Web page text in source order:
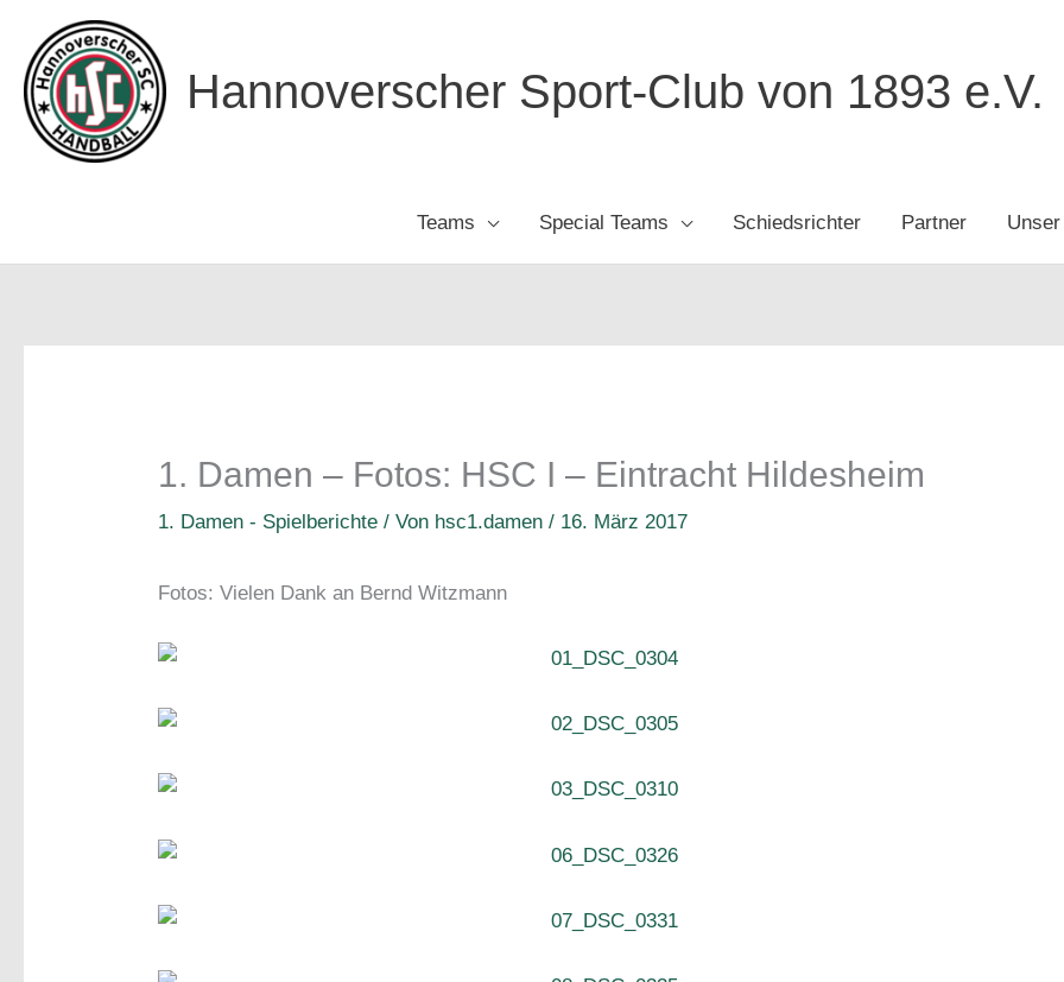
Inhalt
springen
Hannoverscher Sport-Club von 1893 e.V.
Teams Special Teams Schiedsrichter Partner
1. Damen – Fotos: HSC I – Eintracht Hildesheim
1. Damen - Spielberichte / Von hsc1.damen/ 16. März 2017
Fotos: Vielen Dank an Bernd Witzmann